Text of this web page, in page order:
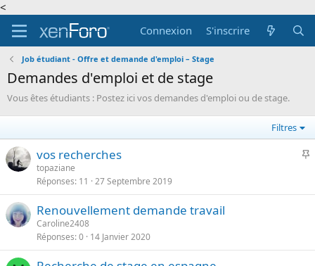
<
Connexion
S'inscrire
Job étudiant - Offre et demande d'emploi – Stage
Demandes d'emploi et de stage
Vous êtes étudiants : Postez ici vos demandes d'emploi ou de stage.
Filtres
I
o
vos recherches
topaziane
Réponses 11 27 Septembre 2019
Renouvellement demande travail
Caroline2408
Réponses 0 14 Janvier 2020